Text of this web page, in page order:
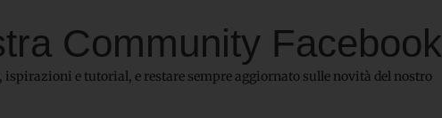
Community Facebook
e tutorial, e restare sempre aggiornato sulle novità del nostro